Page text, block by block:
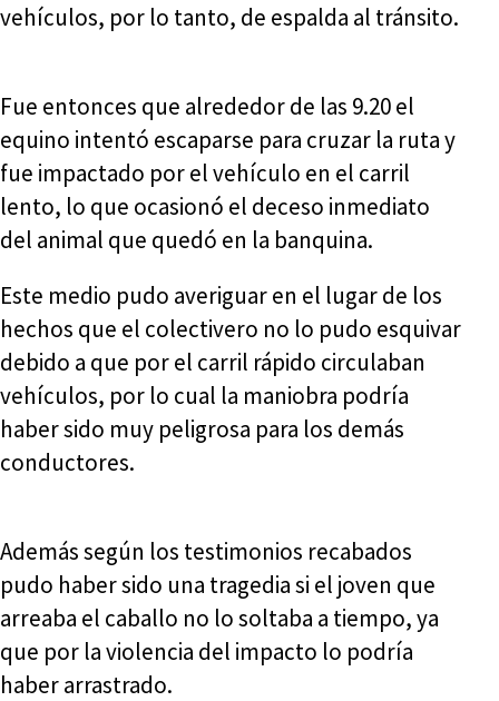
vehículos, por lo tanto, de espalda al tránsito.
Fue entonces que alrededor de las 9.20 el
equino intentó escaparse para cruzar la ruta y
fue impactado por el vehículo en el carril
lento, lo que ocasionó el deceso inmediato
del animal que quedó en la banquina.
Este medio pudo averiguar en el lugar de los
hechos que el colectivero no lo pudo esquivar
debido a que por el carril rápido circulaban
vehículos, por lo cual la maniobra podría
haber sido muy peligrosa para los demás
conductores.
Además según los testimonios recabados
pudo haber sido una tragedia si el joven que
arreaba el caballo no lo soltaba a tiempo, ya
que por la violencia del impacto lo podría
haber arrastrado.